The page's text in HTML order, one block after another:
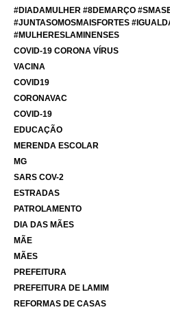
#DIADAMULHER #8DEMARÇO
#JUNTASOMOSMAISFORTES
#MULHERESLAMINENSES
COVID-19 CORONA VÍRUS
VACINA
COVID19
CORONAVAC
COVID-19
EDUCAÇÃO
MERENDA ESCOLAR
MG
SARS COV-2
ESTRADAS
PATROLAMENTO
DIA DAS MÃES
MÃE
MÃES
PREFEITURA
PREFEITURA DE LAMIM
REFORMAS DE CASAS